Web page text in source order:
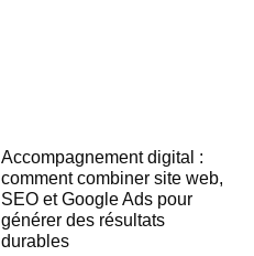
Accompagnement digital :
comment combiner site web,
SEO et Google Ads pour
générer des résultats
durables